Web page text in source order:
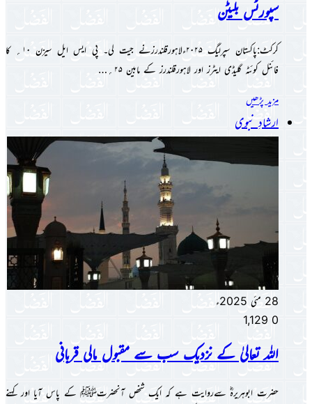
سپورٹس بلیٹن
کرکٹ:پاکستان سپرلیگ ۲۰۲۵ءلاہورقلندرزنے جیت لی۔ پی ایس ایل سیزن ۱۰؍ کا
فائنل کوئٹہ گلیڈی ایٹرز اور لاہورقلندرز کے مابین ۲۵؍…
مزید پڑھیں
ارشادِ نبوی
28 مئی 2025ء
0
اللہ تعالیٰ کے نزدیک سب سے مقبول مالی قربانی
حضرت ابوہریرہؓ سےروایت ہے کہ ایک شخص آنحضرتﷺ کے پاس آیا اور کہنے